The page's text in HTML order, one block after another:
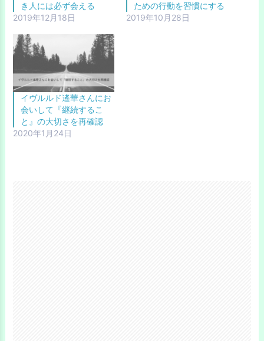
き人には必ず会える
2019年12月18日
ための行動を習慣にする
2019年10月28日
イヴルルド遙華さんにお
会いして『継続するこ
と』の大切さを再確認
2020年1月24日